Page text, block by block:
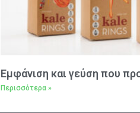
Εμφάνιση και γεύση που
Περισσότερα »